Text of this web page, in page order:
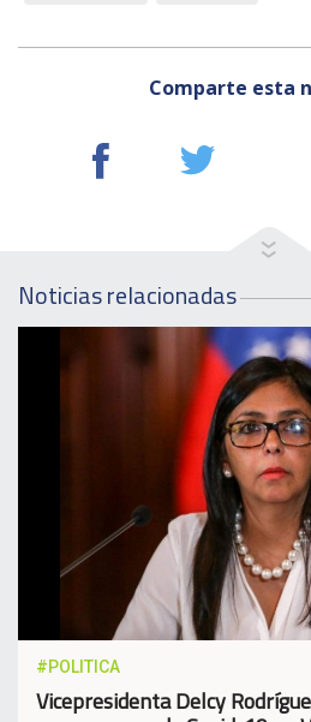
Comparte esta
Noticias relacionadas
#POLITICA
Vicepresidenta Delcy